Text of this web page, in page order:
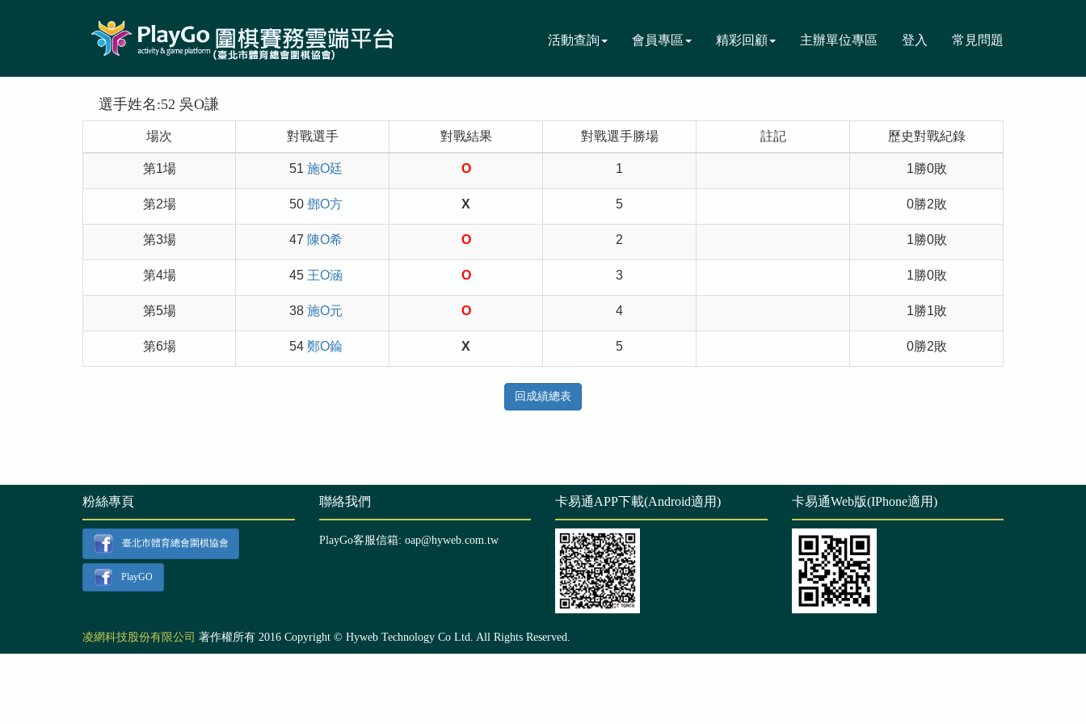
活動查詢 會員專區 精彩回顧 主辦單位專區 登入 常見問題
選手姓名:52 吳O謙
場次 對戰選手 對戰結果 對戰選手勝場 註記 歷史對戰紀錄
第1場 51 施O廷 O 1 1勝0敗
第2場 50 鄧O方 X 5 0勝2敗
第3場 47 陳O希 O 2 1勝0敗
第4場 45 王O涵 O 3 1勝0敗
第5場 38 施O元 O 4 1勝1敗
第6場 54 鄭O錀 X 5 0勝2敗
回成績總表
粉絲專頁
臺北市體育總會圍棋協會
PlayGO
聯絡我們
PlayGo客服信箱: oap@hyweb.com.tw
卡易通APP下載(Android適用) 卡易通Web版(IPhone適用)
凌網科技股份有限公司 著作權所有 2016 Copyright © Hyweb Technology Co Ltd. All Rights Reserved.